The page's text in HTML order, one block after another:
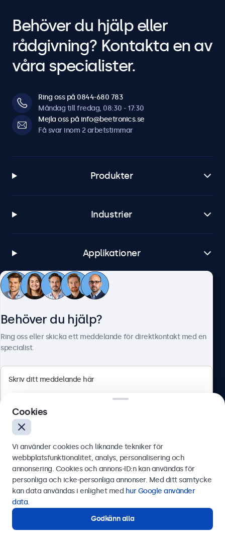
Behöver du hjälp eller
rådgivning? Kontakta en av
våra specialister.
Ring oss på 0844-680 783
Måndag till fredag, 08:30 - 17:30
Mejla oss på info@beetronics.se
Få svar inom 2 arbetstimmar
Produkter
Industrier
Applikationer
Kundtjänst
Olof Palmesgata 29, Stockholm, 111 22, Sverige
Svenska
Behöver du hjälp?
Ring oss eller skicka ett meddelande för direktkontakt med en
specialist.
Skicka
Kontakta våra experter.
Cookies
Vi använder cookies och liknande tekniker för
webbplatsfunktionalitet, analys, personalisering och
annonsering. Cookies och annons-ID:n kan användas för
personliga och icke-personliga annonser. Med ditt samtycke
kan data användas i enlighet med hur Google använder
data.
Godkänn alla